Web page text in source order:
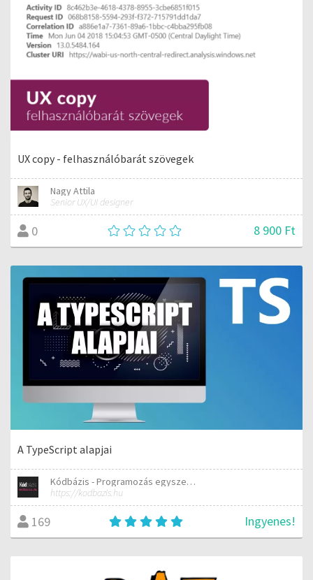
UX copy - felhasználóbarát szövegek
Nagy Attila
Senior UX/UI designer
0 8 900 Ft
A TypeScript alapjai
Kódbázis - Programozás egyszerűen elmagyarázva
https://kodbazis.hu
169 Ingyenes!